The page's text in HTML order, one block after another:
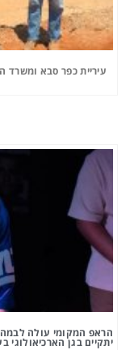
עיריית כפר סבא ומשרד
הראפ המקומי עולה
יתקיים בגן הארכיאולוגי